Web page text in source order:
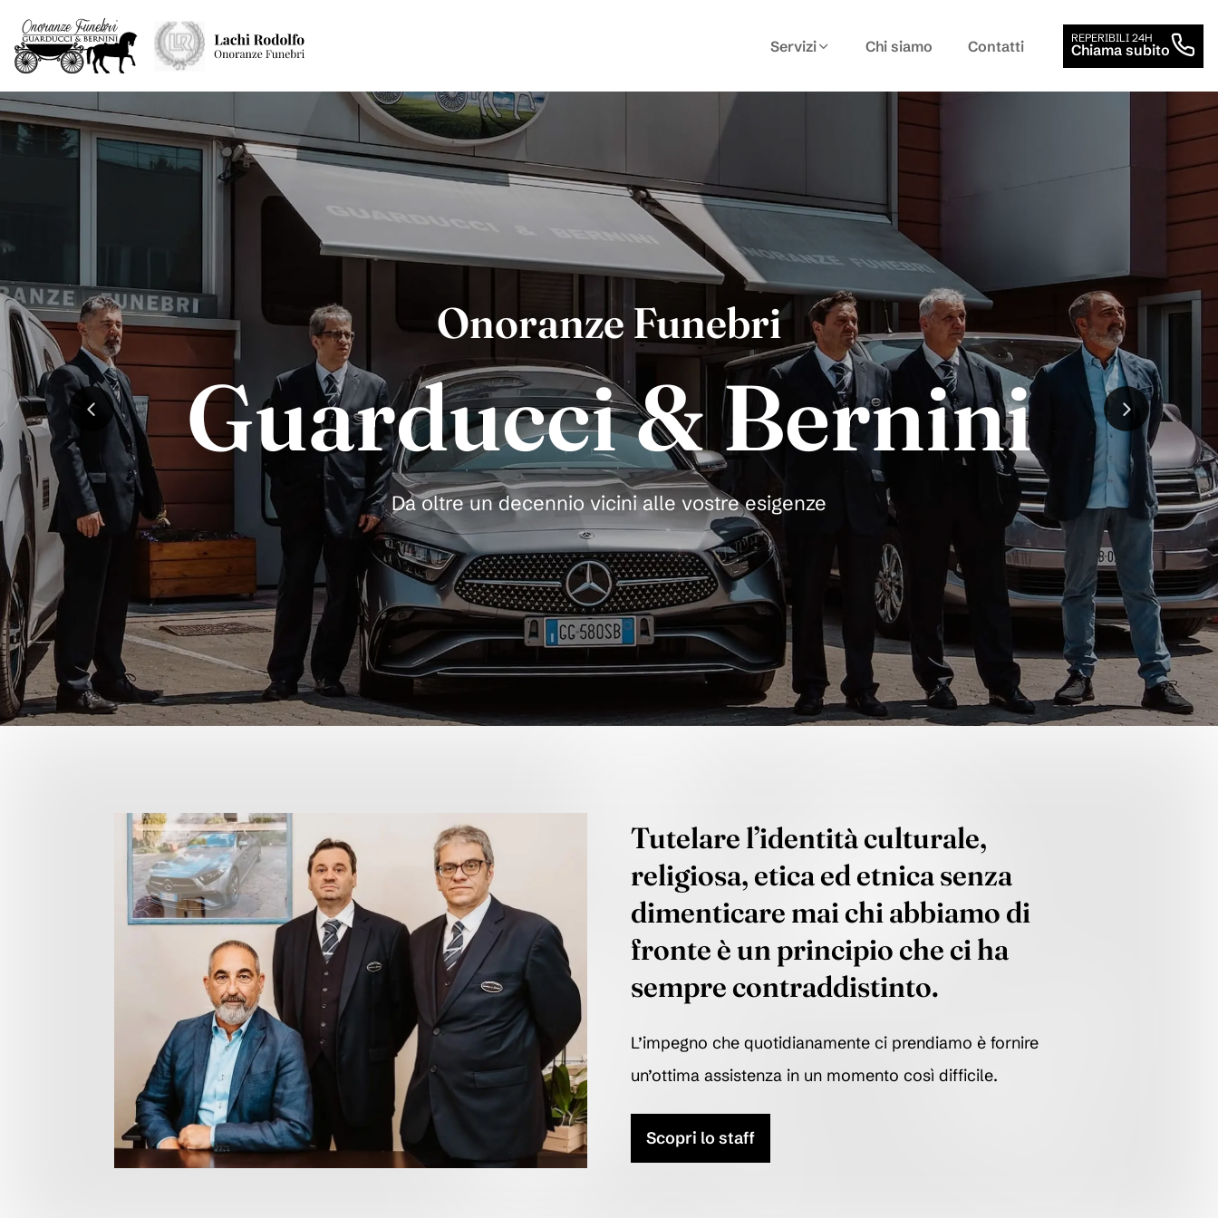
Servizi Chi siamo Contatti REPERIBILI 24H
Chiama subito
Onoranze Funebri
Guarducci & Bernini
Da oltre un decennio vicini alle vostre esigenze
Previous Next
Tutelare l’identità culturale,
religiosa, etica ed etnica senza
dimenticare mai chi abbiamo di
fronte è un principio che ci ha
sempre contraddistinto.
L’impegno che quotidianamente ci prendiamo è fornire
un’ottima assistenza in un momento così difficile.
Scopri lo staff